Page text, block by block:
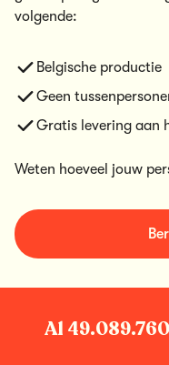
volgende:
Belgische productie
Geen
Gratis levering aan
Weten hoeveel jouw
Al 49.089.760